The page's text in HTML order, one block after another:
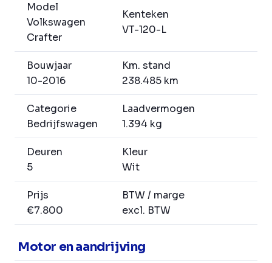
Model
Volkswagen
Crafter
Kenteken
VT-120-L
Bouwjaar
10-2016
Km. stand
238.485 km
Categorie
Bedrijfswagen
Laadvermogen
1.394 kg
Deuren
5
Kleur
Wit
Prijs
€7.800
BTW / marge
excl. BTW
Motor en aandrijving